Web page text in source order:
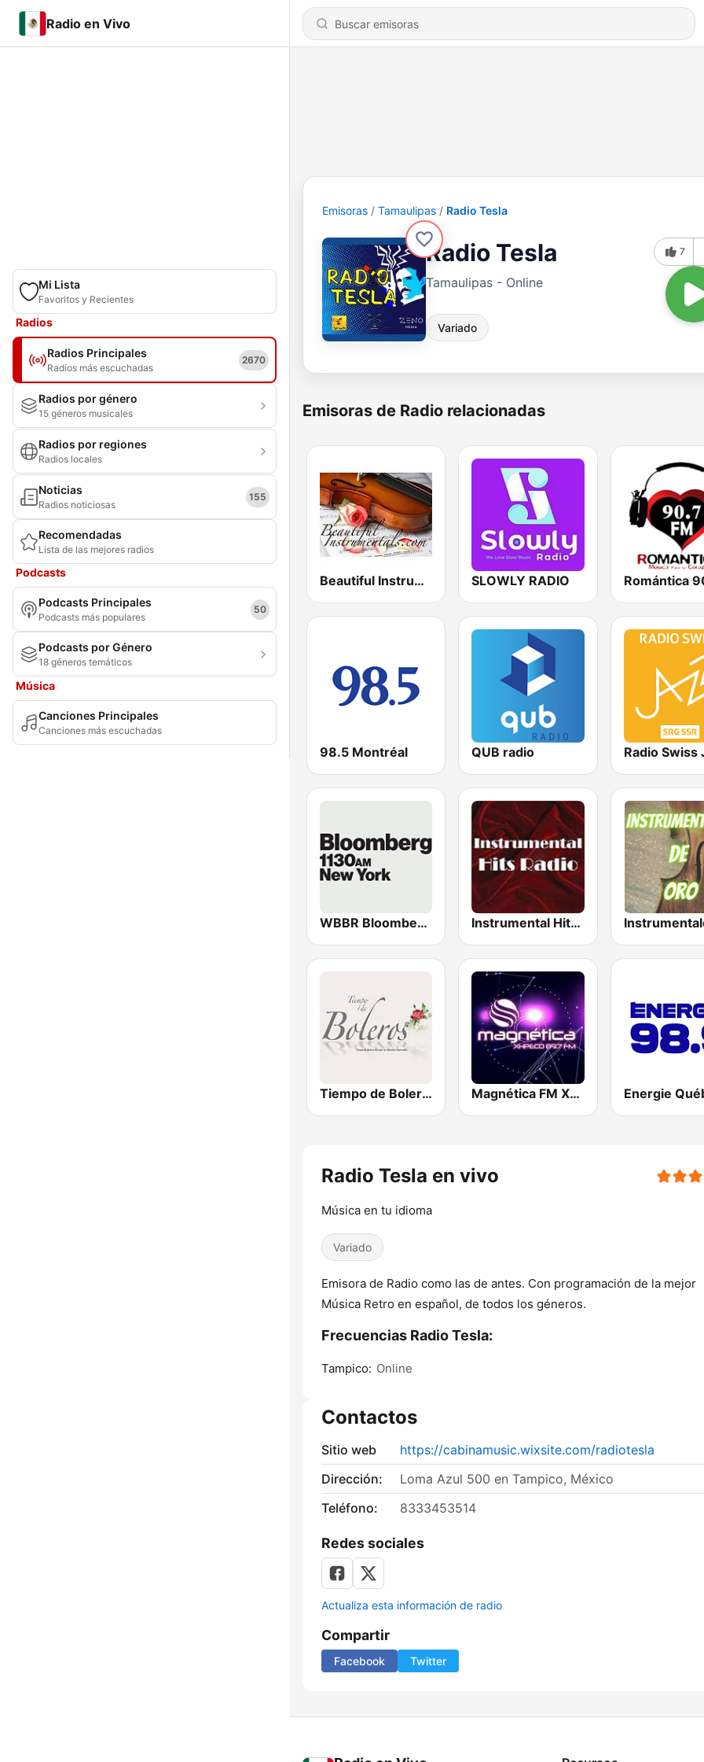
Radio en Vivo
Mi Lista
Favoritos y Recientes
Radios
Radios Principales
Radios más escuchadas
2670
Radios por género
15 géneros musicales
Radios por regiones
Radios locales
Noticias
Radios noticiosas
155
Recomendadas
Lista de las mejores radios
Podcasts
Podcasts Principales
Podcasts más populares
50
Podcasts por Género
18 géneros temáticos
Música
Canciones Principales
Canciones más escuchadas
Emisoras Tamaulipas Radio Tesla
Radio Tesla
Tamaulipas - Online
Variado
7
Emisoras de Radio relacionadas
Beautiful Instrumentals SLOWLY RADIO
98.5 Montréal QUB radio Radio Swiss
WBBR Bloomberg 1130 Instrumental Hits Radio
Tiempo de Boleros Magnética FM XHPECD 89.7 MHz
Radio Tesla en vivo
Música en tu idioma
Variado
Emisora de Radio como las de antes. Con programación de la mejor
Música Retro en español, de todos los géneros.
Frecuencias Radio Tesla:
Tampico: Online
Contactos
Sitio web
https://cabinamusic.wixsite.com/radiotesla
Dirección:
Loma Azul 500 en Tampico, México
Teléfono:
8333453514
Redes sociales
Actualiza esta información de radio
Compartir
Facebook Twitter